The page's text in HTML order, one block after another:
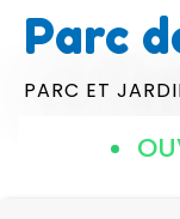
Parc
PARC ET